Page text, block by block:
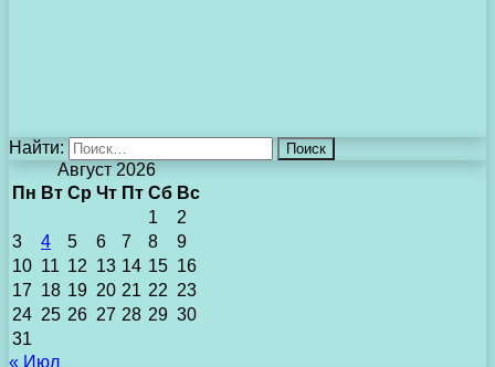
Найти:
Август 2026
Пн Вт Ср Чт Пт Сб Вс
1
2
3
4 5 6 7 8
9
10 11 12 13 14 15 16
17 18 19 20 21 22 23
24 25 26 27 28 29 30
31
« Июл